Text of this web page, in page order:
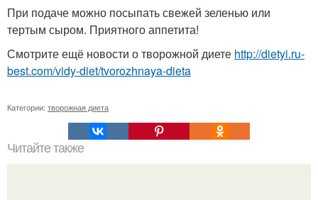
При подаче можно посыпать свежей зеленью или
тертым сыром. Приятного аппетита!
Смотрите ещё новости о творожной диете http://dietyi.ru-
best.com/vidy-diet/tvorozhnaya-dieta
Категории: творожная диета
Читайте также